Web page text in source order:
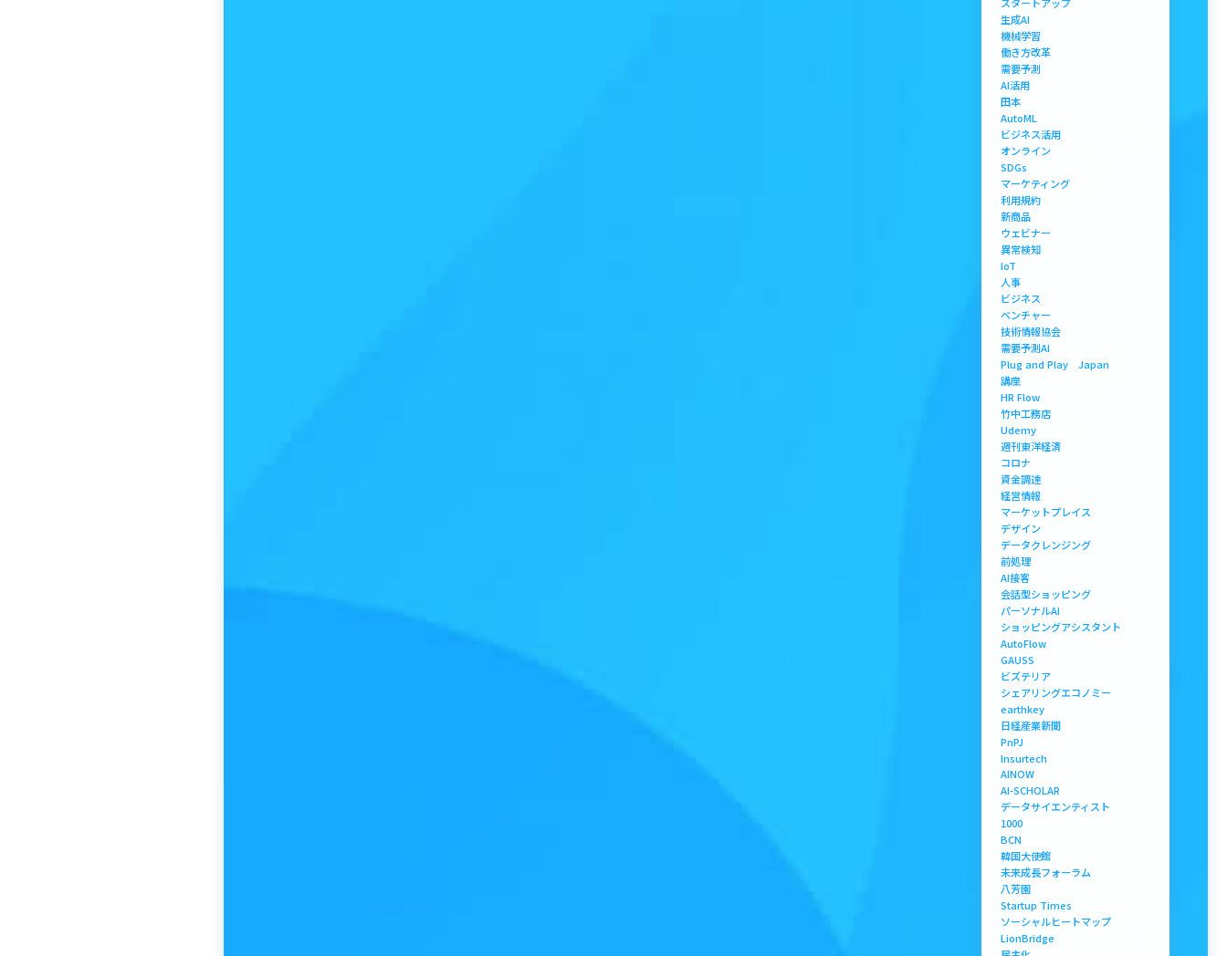
スタートアップ
生成AI
機械学習
働き方改革
需要予測
AI活用
田本
AutoML
ビジネス活用
オンライン
SDGs
マーケティング
利用規約
新商品
ウェビナー
異常検知
IoT
人事
ビジネス
ベンチャー
技術情報協会
需要予測AI
Plug and Play Japan
講座
HR Flow
竹中工務店
Udemy
週刊東洋経済
コロナ
資金調達
経営情報
マーケットプレイス
デザイン
データクレンジング
前処理
AI接客
会話型ショッピング
パーソナルAI
ショッピングアシスタント
AutoFlow
GAUSS
ビズテリア
シェアリングエコノミー
earthkey
日経産業新聞
PnPJ
Insurtech
AINOW
AI-SCHOLAR
データサイエンティスト
1000
BCN
韓国大使館
未来成長フォーラム
八芳園
Startup Times
ソーシャルヒートマップ
LionBridge